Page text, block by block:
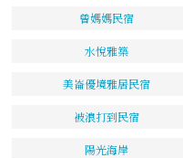
曾媽媽民宿
水悅雅築
美崙優境雅居民宿
被浪打到民宿
陽光海岸